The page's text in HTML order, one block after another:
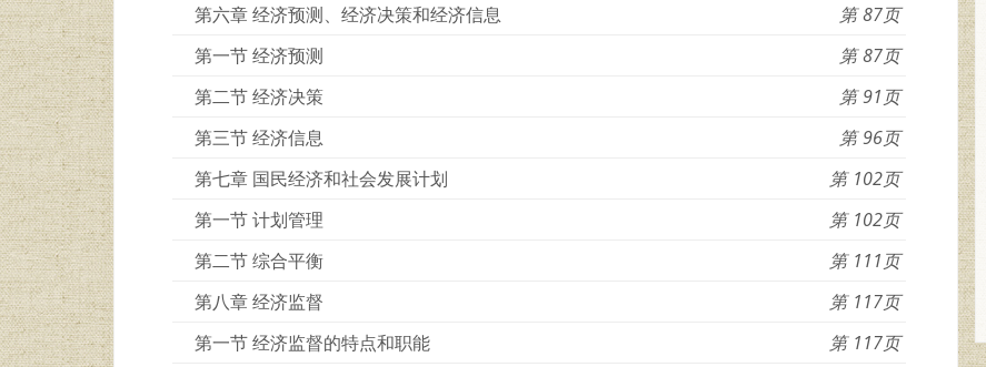
第六章 经济预测、经济决策和经济信息
87
第一节 经济预测
87
第二节 经济决策
91
第三节 经济信息
96
第七章 国民经济和社会发展计划
102
第一节 计划管理
102
第二节 综合平衡
111
第八章 经济监督
117
第一节 经济监督的特点和职能
117